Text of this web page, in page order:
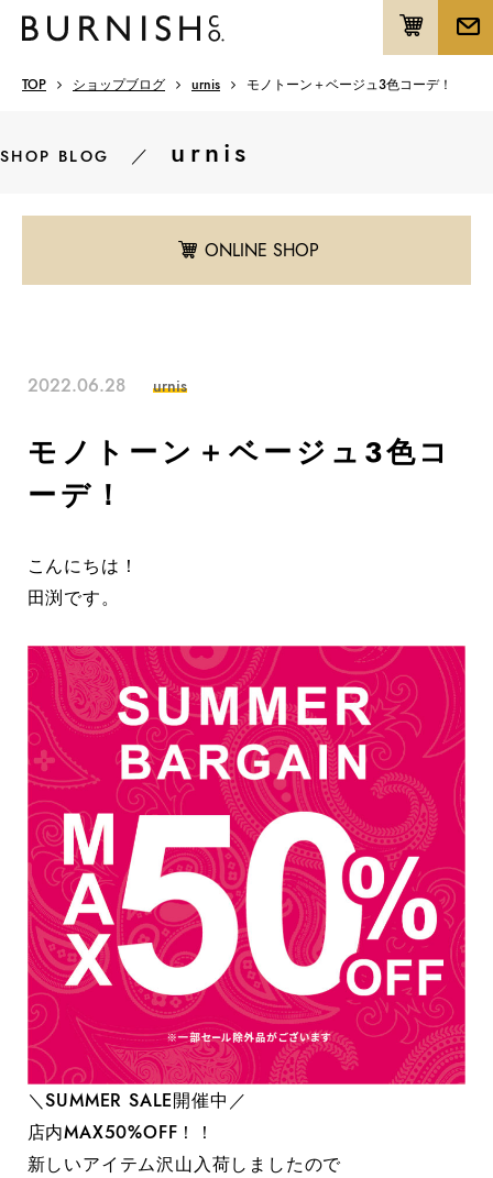
TOP ショップブログ urnis モノトーン＋ベージュ3色コーデ！
SHOP BLOG ／ urnis
ONLINE SHOP
2022.06.28 urnis
モノトーン＋ベージュ3色コ
ーデ！
こんにちは！
田渕です。
＼SUMMER SALE開催中／
店内MAX50%OFF！！
新しいアイテム沢山入荷しましたので